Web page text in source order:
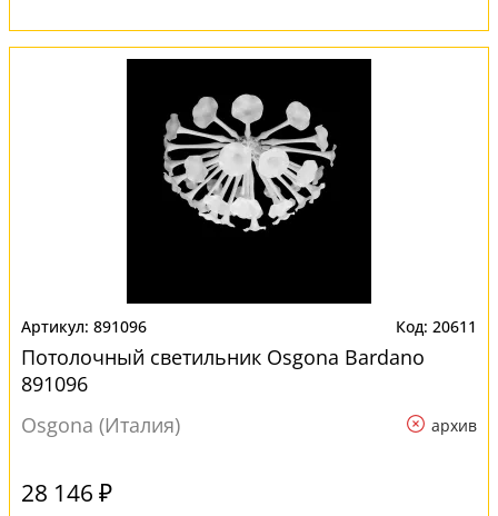
891096 20611
Потолочный светильник Osgona Bardano
891096
Osgona (Италия)
архив
28 146 ₽